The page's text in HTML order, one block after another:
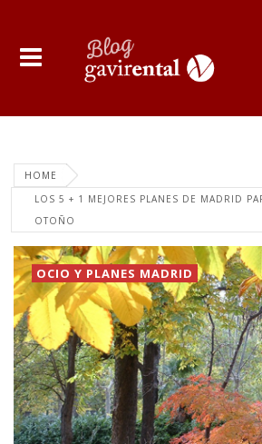
HOME
LOS 5 + 1 MEJORES PLANES DE MADRID
OTOÑO
OCIO Y PLANES MADRID